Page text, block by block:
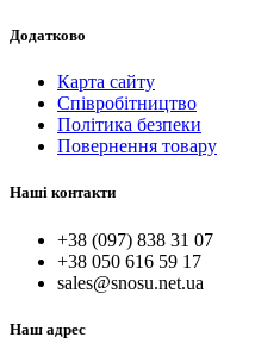
Додатково
Карта сайту
Співробітництво
Політика безпеки
Повернення товару
Наші контакти
+38 (097) 838 31 07
+38 050 616 59 17
sales@snosu.net.ua
Наш адрес